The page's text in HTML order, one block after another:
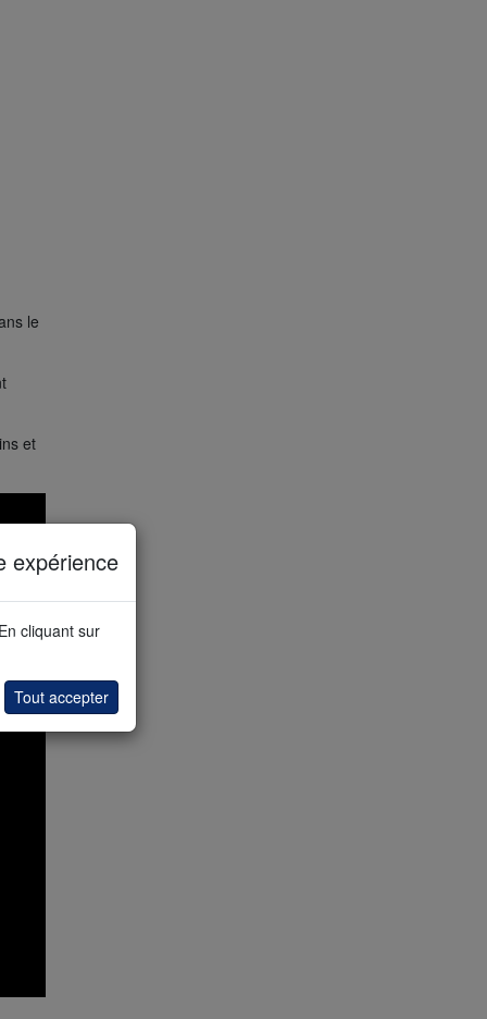
le
et
expérience
cliquant sur
Tout accepter